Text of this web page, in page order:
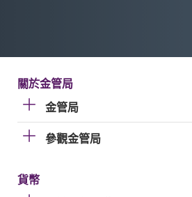
關於金管局
金管局
參觀金管局
貨幣